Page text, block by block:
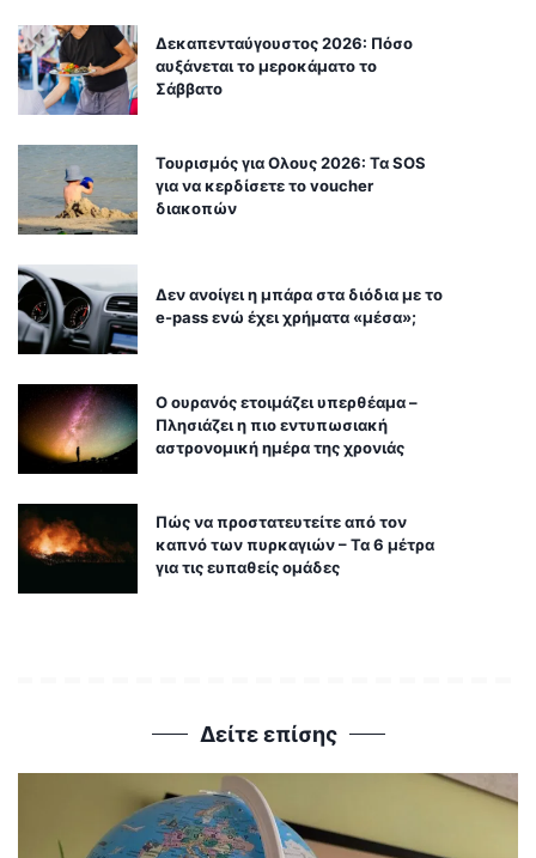
Δεκαπενταύγουστος 2026: Πόσο
αυξάνεται το μεροκάματο το
Σάββατο
Τουρισμός για Ολους 2026: Τα SOS
για να κερδίσετε το voucher
διακοπών
Δεν ανοίγει η μπάρα στα διόδια με το
e-pass ενώ έχει χρήματα «μέσα»;
Ο ουρανός ετοιμάζει υπερθέαμα –
Πλησιάζει η πιο εντυπωσιακή
αστρονομική ημέρα της χρονιάς
Πώς να προστατευτείτε από τον
καπνό των πυρκαγιών – Τα 6 μέτρα
για τις ευπαθείς ομάδες
Δείτε επίσης